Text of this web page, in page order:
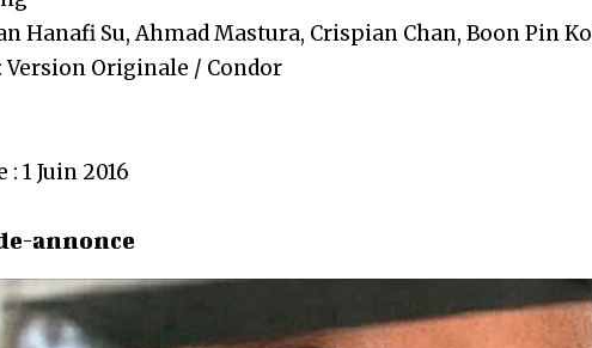
Hanafi Su, Ahmad Mastura, Crispian Chan, Boon Pin
Originale / Condor
1 Juin 2016
annonce